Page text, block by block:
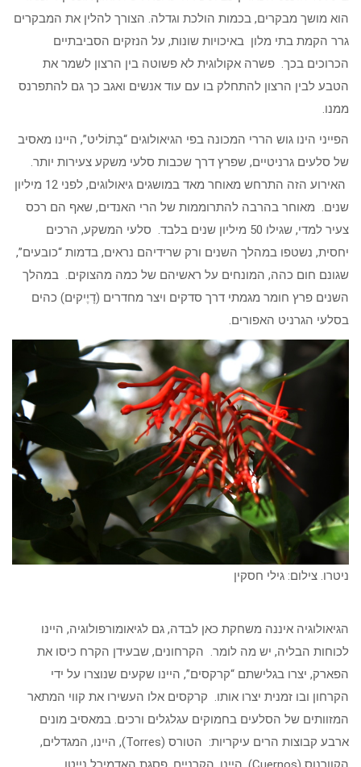
הוא מושך מבקרים, בכמות הולכת וגדלה. הצורך להלין את המבקרים
גרר הקמת בתי מלון באיכויות שונות, על הנזקים הסביבתיים
הכרוכים בכך. פשרה אקולוגית לא פשוטה בין הרצון לשמר את
הטבע לבין הרצון להתחלק בו עם עוד אנשים ואגב כך גם להתפרנס
ממנו.
הפייני הינו גוש הררי המכונה בפי הגיאולוגים “בָּתוֹליט”, היינו מאסיב
של סלעים גרניטיים, שפרץ דרך שכבות סלעי משקע צעירות יותר.
האירוע הזה התרחש מאוחר מאד במושגים גיאולוגים, לפני 12 מיליון
שנים. מאוחר בהרבה להתרוממות של הרי האנדים, שאף הם רכס
צעיר למדי, שגילו 50 מיליון שנים בלבד. סלעי המשקע, הרכים
יחסית, נשטפו במהלך השנים ורק שרידיהם נראים, בדמות “כובעים”,
שגונם חום כהה, המונחים על ראשיהם של כמה מהצוקים. במהלך
השנים פרץ חומר מגמתי דרך סדקים ויצר מחדרים (דָיֶיקים) כהים
בסלעי הגרניט האפורים.
ניטרו. צילום: גילי חסקין
הגיאולוגיה איננה משחקת כאן לבדה, גם לגיאומורפולוגיה, היינו
לכוחות הבליה, יש מה לומר. הקרחונים, שבעידן הקרח כיסו את
הפארק, יצרו בגלישתם “קרקסים”, היינו שקעים שנוצרו על ידי
הקרחון ובו זמנית יצרו אותו. קרקסים אלו העשירו את קווי המתאר
המזוותים של הסלעים בחמוקים עגלגלים ורכים. במאסיב מונים
ארבע קבוצות הרים עיקריות: הטורס (Torres), היינו, המגדלים,